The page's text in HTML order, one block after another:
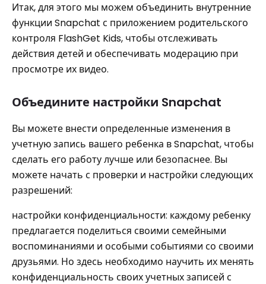
Итак, для этого мы можем объединить внутренние
функции Snapchat с приложением родительского
контроля FlashGet Kids, чтобы отслеживать
действия детей и обеспечивать модерацию при
просмотре их видео.
Объедините настройки Snapchat
Вы можете внести определенные изменения в
учетную запись вашего ребенка в Snapchat, чтобы
сделать его работу лучше или безопаснее. Вы
можете начать с проверки и настройки следующих
разрешений:
настройки конфиденциальности: каждому ребенку
предлагается поделиться своими семейными
воспоминаниями и особыми событиями со своими
друзьями. Но здесь необходимо научить их менять
конфиденциальность своих учетных записей с